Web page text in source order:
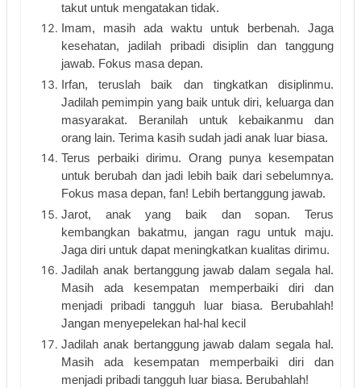
takut untuk mengatakan tidak.
Imam, masih ada waktu untuk berbenah. Jaga
kesehatan, jadilah pribadi disiplin dan tanggung
jawab. Fokus masa depan.
Irfan, teruslah baik dan tingkatkan disiplinmu.
Jadilah pemimpin yang baik untuk diri, keluarga dan
masyarakat. Beranilah untuk kebaikanmu dan
orang lain. Terima kasih sudah jadi anak luar biasa.
Terus perbaiki dirimu. Orang punya kesempatan
untuk berubah dan jadi lebih baik dari sebelumnya.
Fokus masa depan, fan! Lebih bertanggung jawab.
Jarot, anak yang baik dan sopan. Terus
kembangkan bakatmu, jangan ragu untuk maju.
Jaga diri untuk dapat meningkatkan kualitas dirimu.
Jadilah anak bertanggung jawab dalam segala hal.
Masih ada kesempatan memperbaiki diri dan
menjadi pribadi tangguh luar biasa. Berubahlah!
Jangan menyepelekan hal-hal kecil
Jadilah anak bertanggung jawab dalam segala hal.
Masih ada kesempatan memperbaiki diri dan
menjadi pribadi tangguh luar biasa. Berubahlah!